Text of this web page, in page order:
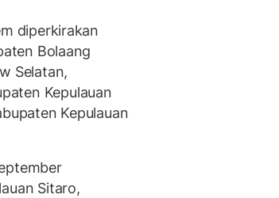
diperkirakan
Bolaang
Selatan,
Kepulauan
Kepulauan
Sitaro,